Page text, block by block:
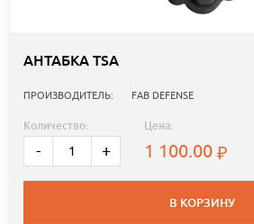
АНТАБКА TSA
ПРОИЗВОДИТЕЛЬ: FAB DEFENSE
Количество:
- +
Цена:
1 100.00
В КОРЗИНУ